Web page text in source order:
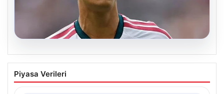
Arda Güler Real Madrid’i Tek Başına
Sırtladı ve Göz Kamaştırdı
Piyasa Verileri